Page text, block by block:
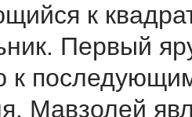
к
Первый
к
Мавзолей